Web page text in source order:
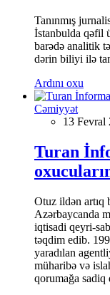
Tanınmış
İstanbulda qəfil
barədə analitik
dərin biliyi ilə
Ardını oxu
Cəmiyyət
13 Fevral
Turan
Otuz ildən artıq
Azərbaycanda
iqtisadi qeyri-
təqdim edib.
yaradılan
müharibə və
qorumağa sadiq